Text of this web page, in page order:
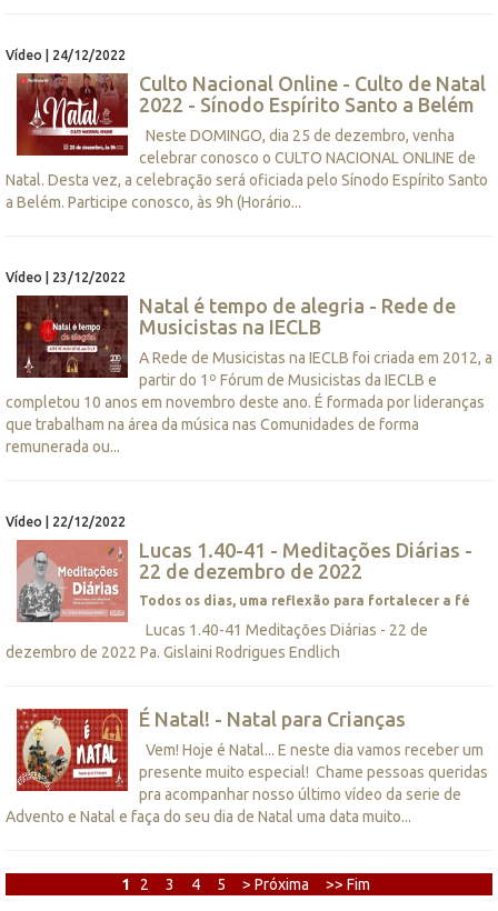
Vídeo | 24/12/2022
Culto Nacional Online - Culto de Natal
2022 - Sínodo Espírito Santo a Belém
Neste DOMINGO, dia 25 de dezembro, venha
celebrar conosco o CULTO NACIONAL ONLINE de
Natal. Desta vez, a celebração será oficiada pelo Sínodo Espírito Santo
a Belém. Participe conosco, às 9h (Horário...
Vídeo | 23/12/2022
Natal é tempo de alegria - Rede de
Musicistas na IECLB
A Rede de Musicistas na IECLB foi criada em 2012, a
partir do 1º Fórum de Musicistas da IECLB e
completou 10 anos em novembro deste ano. É formada por lideranças
que trabalham na área da música nas Comunidades de forma
remunerada ou...
Vídeo | 22/12/2022
Lucas 1.40-41 - Meditações Diárias -
22 de dezembro de 2022
Todos os dias, uma reflexão para fortalecer a fé
Lucas 1.40-41 Meditações Diárias - 22 de
dezembro de 2022 Pa. Gislaini Rodrigues Endlich
É Natal! - Natal para Crianças
Vem! Hoje é Natal... E neste dia vamos receber um
presente muito especial! Chame pessoas queridas
pra acompanhar nosso último vídeo da serie de
Advento e Natal e faça do seu dia de Natal uma data muito...
1 2 3 4 5 > Próxima >> Fim